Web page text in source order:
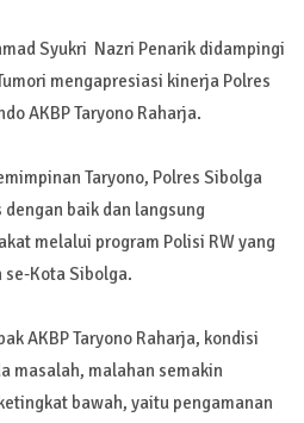
Syukri Nazri Penarik didampingi
mengapresiasi kinerja Polres
AKBP Taryono Raharja.
Taryono, Polres Sibolga
baik dan langsung
melalui program Polisi RW yang
Kota Sibolga.
AKBP Taryono Raharja, kondisi
masalah, malahan semakin
bawah, yaitu pengamanan